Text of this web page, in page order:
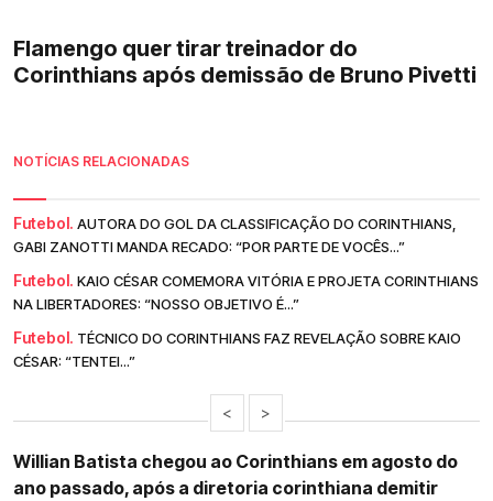
Flamengo quer tirar treinador do
Corinthians após demissão de Bruno Pivetti
NOTÍCIAS RELACIONADAS
Futebol. AUTORA DO GOL DA CLASSIFICAÇÃO DO CORINTHIANS,
GABI ZANOTTI MANDA RECADO: “POR PARTE DE VOCÊS...”
Futebol. KAIO CÉSAR COMEMORA VITÓRIA E PROJETA CORINTHIANS
NA LIBERTADORES: “NOSSO OBJETIVO É...”
Futebol. TÉCNICO DO CORINTHIANS FAZ REVELAÇÃO SOBRE KAIO
CÉSAR: “TENTEI...”
< >
Willian Batista chegou ao Corinthians em agosto do
ano passado, após a diretoria corinthiana demitir